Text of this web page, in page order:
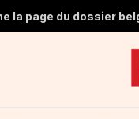
la page du dossier